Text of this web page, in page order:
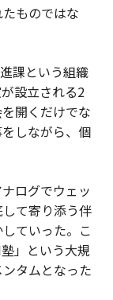
ものではな
課という組織
設立される2
開くだけでな
しながら、個
ログでウェッ
て寄り添う伴
ていった。こ
」という大規
タムとなった